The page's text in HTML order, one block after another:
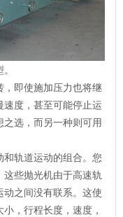
即使施加压力也将继
度，甚至可能停止运
选，而另一种则可用
轨道运动的组合。您
些抛光机由于高速轨
之间没有联系。这使
，行程长度，速度，